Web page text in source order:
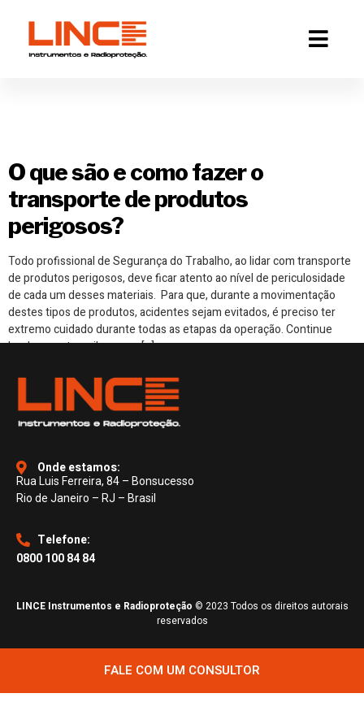
O que são e como fazer o
transporte de produtos
perigosos?
Todo profissional de Segurança do Trabalho, ao lidar com transporte
de produtos perigosos, deve ficar atento ao nível de periculosidade
de cada um desses materiais. Para que, durante a movimentação
destes tipos de produtos, acidentes sejam evitados, é preciso ter
extremo cuidado durante todas as etapas da operação. Continue
lendo o post e saiba como […]
Onde estamos:
Rua Luis Ferreira, 84 – Bonsucesso
Rio de Janeiro – RJ – Brasil
Telefone:
0800 100 84 84
LINCE Instrumentos e Radioproteção © 2023 Todos os direitos autorais
reservados
FALE COM UM CONSULTOR